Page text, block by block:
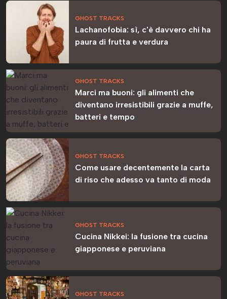
GHOST TRACKS
Lachanofobia: sì, c'è davvero chi ha
paura di frutta e verdura
GHOST TRACKS
Marci ma buoni: gli alimenti che
diventano irresistibili grazie a muffe,
batteri e tempo
GHOST TRACKS
Come usare decentemente la carta
di riso che adesso va tanto di moda
GHOST TRACKS
Cucina Nikkei: la fusione tra cucina
giapponese e peruviana
GHOST TRACKS